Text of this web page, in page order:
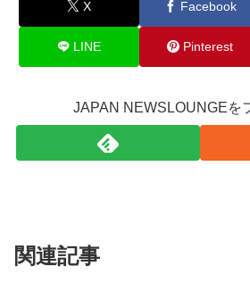
X Facebook
LINE Pinterest
JAPAN NEWSLOUNGEを
関連記事